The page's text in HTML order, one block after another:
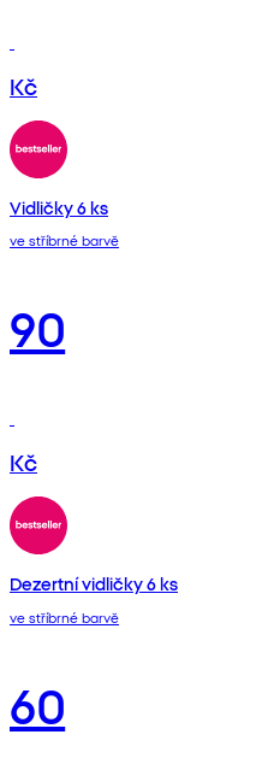
Kč
Vidličky 6 ks
ve stříbrné barvě
90
Kč
Dezertní vidličky 6 ks
ve stříbrné barvě
60